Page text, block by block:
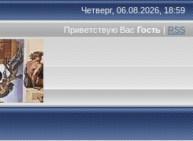
Четверг, 06.08.2026, 18:59
Приветствую Вас Гость | RSS